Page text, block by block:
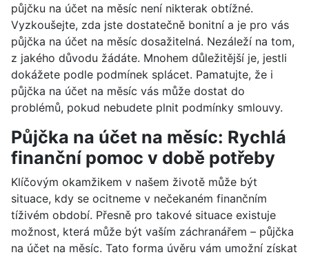
půjčku na účet na měsíc není nikterak obtížné.
Vyzkoušejte, zda jste dostatečně bonitní a je pro vás
půjčka na účet na měsíc dosažitelná. Nezáleží na tom,
z jakého důvodu žádáte. Mnohem důležitější je, jestli
dokážete podle podmínek splácet. Pamatujte, že i
půjčka na účet na měsíc vás může dostat do
problémů, pokud nebudete plnit podmínky smlouvy.
Půjčka na účet na měsíc: Rychlá
finanční pomoc v době potřeby
Klíčovým okamžikem v našem životě může být
situace, kdy se ocitneme v nečekaném finančním
tíživém období. Přesně pro takové situace existuje
možnost, která může být vaším záchranářem – půjčka
na účet na měsíc. Tato forma úvěru vám umožní získat